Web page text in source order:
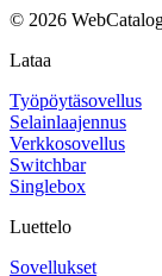
© 2026
Lataa
Työpöytäsovellus
Selainlaajennus
Verkkosovellus
Switchbar
Singlebox
Luettelo
Sovellukset